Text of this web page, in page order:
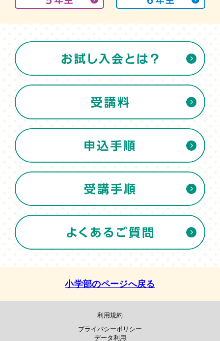
小学部のページへ戻る
利用規約
プライバシーポリシー
データ利用